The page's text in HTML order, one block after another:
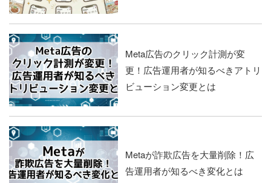
Meta広告のクリック計測が変
更！広告運用者が知るべきアトリ
ビューション変更とは
Metaが詐欺広告を大量削除！広
告運用者が知るべき変化とは